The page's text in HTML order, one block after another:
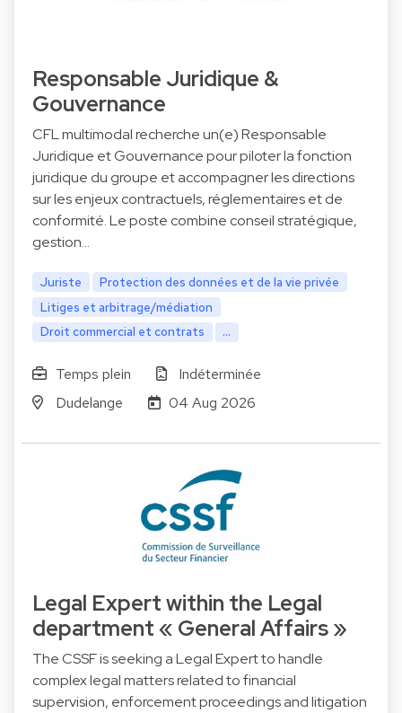
Responsable Juridique &
Gouvernance
CFL multimodal recherche un(e) Responsable
Juridique et Gouvernance pour piloter la fonction
juridique du groupe et accompagner les directions
sur les enjeux contractuels, réglementaires et de
conformité. Le poste combine conseil stratégique,
gestion…
Juriste
Protection des données et de la vie privée
Litiges et arbitrage/médiation
Droit commercial et contrats
...
Temps plein
Indéterminée
Dudelange
04 Aug 2026
Legal Expert within the Legal
department « General Affairs »
The CSSF is seeking a Legal Expert to handle
complex legal matters related to financial
supervision, enforcement proceedings and litigation